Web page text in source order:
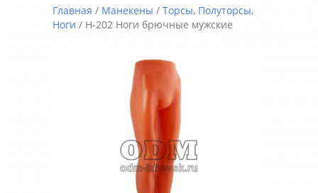
Главная / Манекены / Торсы, Полуторсы,
Ноги / Н-202 Ноги брючные мужские